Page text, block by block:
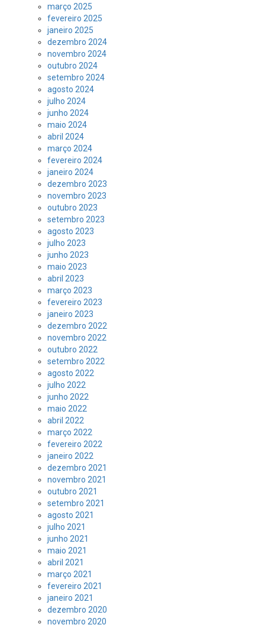
março 2025
fevereiro 2025
janeiro 2025
dezembro 2024
novembro 2024
outubro 2024
setembro 2024
agosto 2024
julho 2024
junho 2024
maio 2024
abril 2024
março 2024
fevereiro 2024
janeiro 2024
dezembro 2023
novembro 2023
outubro 2023
setembro 2023
agosto 2023
julho 2023
junho 2023
maio 2023
abril 2023
março 2023
fevereiro 2023
janeiro 2023
dezembro 2022
novembro 2022
outubro 2022
setembro 2022
agosto 2022
julho 2022
junho 2022
maio 2022
abril 2022
março 2022
fevereiro 2022
janeiro 2022
dezembro 2021
novembro 2021
outubro 2021
setembro 2021
agosto 2021
julho 2021
junho 2021
maio 2021
abril 2021
março 2021
fevereiro 2021
janeiro 2021
dezembro 2020
novembro 2020